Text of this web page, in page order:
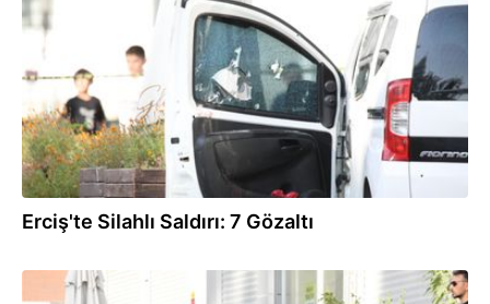
Erciş'te Silahlı Saldırı: 7 Gözaltı
06.09.2025